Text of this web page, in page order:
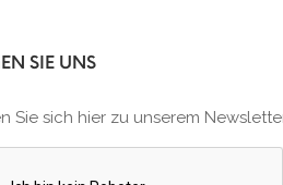
SIE UNS
Sie sich hier zu unserem